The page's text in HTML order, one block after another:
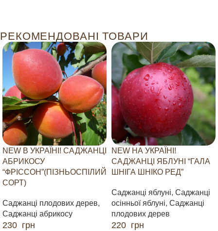
РЕКОМЕНДОВАНІ ТОВАРИ
NEW В УКРАЇНІ! САДЖАНЦІ
АБРИКОСУ
“ФРІССОН”(ПІЗНЬОСПІЛИЙ
СОРТ)
Саджанці плодових дерев,
Саджанці абрикосу
230 грн
NEW НА УКРАЇНІ!
САДЖАНЦІ ЯБЛУНІ “ГАЛА
ШНІГА ШНІКО РЕД”
Саджанці яблуні, Саджанці
осінньої яблуні, Саджанці
плодових дерев
220 грн